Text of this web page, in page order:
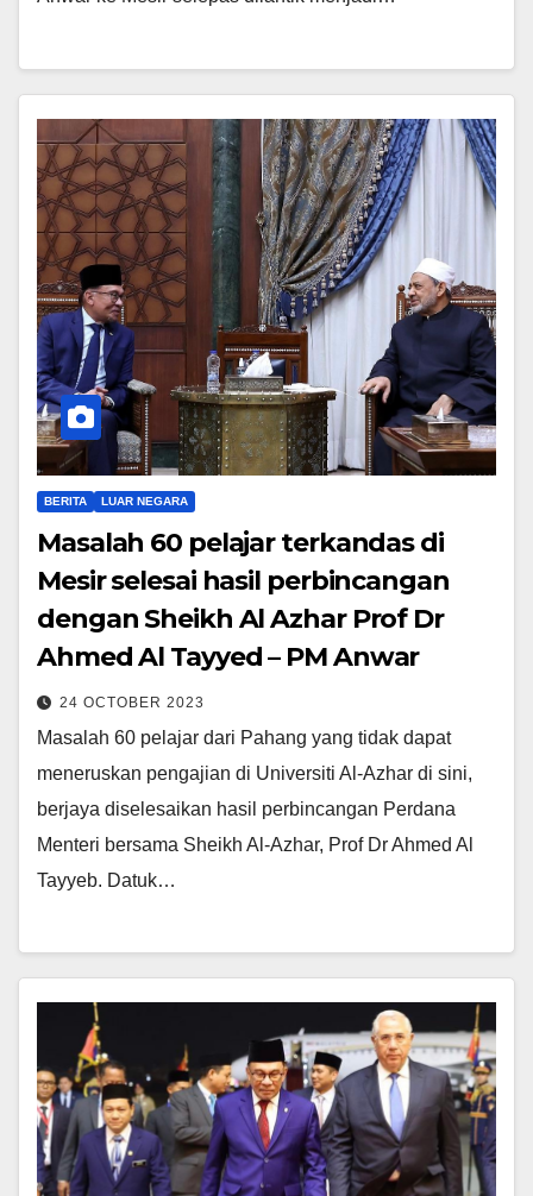
BERITA LUAR NEGARA
Masalah 60 pelajar terkandas di
Mesir selesai hasil perbincangan
dengan Sheikh Al Azhar Prof Dr
Ahmed Al Tayyed – PM Anwar
24 OCTOBER 2023
Masalah 60 pelajar dari Pahang yang tidak dapat
meneruskan pengajian di Universiti Al-Azhar di sini,
berjaya diselesaikan hasil perbincangan Perdana
Menteri bersama Sheikh Al-Azhar, Prof Dr Ahmed Al
Tayyeb. Datuk…